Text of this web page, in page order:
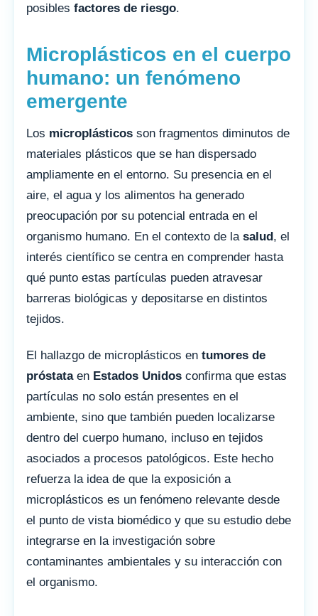
posibles factores de riesgo.
Microplásticos en el cuerpo
humano: un fenómeno
emergente
Los microplásticos son fragmentos diminutos de
materiales plásticos que se han dispersado
ampliamente en el entorno. Su presencia en el
aire, el agua y los alimentos ha generado
preocupación por su potencial entrada en el
organismo humano. En el contexto de la salud, el
interés científico se centra en comprender hasta
qué punto estas partículas pueden atravesar
barreras biológicas y depositarse en distintos
tejidos.
El hallazgo de microplásticos en tumores de
próstataen Estados Unidos confirma que estas
partículas no solo están presentes en el
ambiente, sino que también pueden localizarse
dentro del cuerpo humano, incluso en tejidos
asociados a procesos patológicos. Este hecho
refuerza la idea de que la exposición a
microplásticos es un fenómeno relevante desde
el punto de vista biomédico y que su estudio debe
integrarse en la investigación sobre
contaminantes ambientales y su interacción con
el organismo.